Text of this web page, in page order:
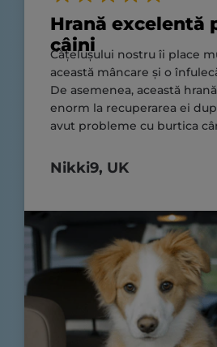
Hrană excelentă
câini
Cățelușului nostru îi place
această mâncare și o
De asemenea, această
enorm la recuperarea ei
avut probleme cu burtica
Nikki9, UK